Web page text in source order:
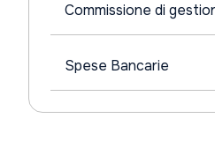
Commissione di
Spese Bancarie